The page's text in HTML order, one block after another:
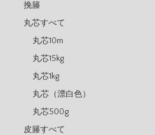
挽籐
丸芯すべて
丸芯10m
丸芯15kg
丸芯1kg
丸芯（漂白色）
丸芯500g
皮籐すべて